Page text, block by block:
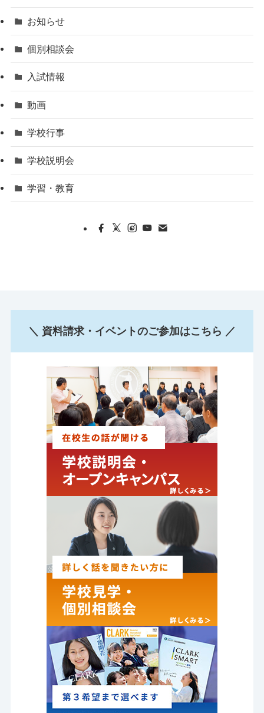
お知らせ
個別相談会
入試情報
動画
学校行事
学校説明会
学習・教育
＼ 資料請求・イベントのご参加はこちら ／